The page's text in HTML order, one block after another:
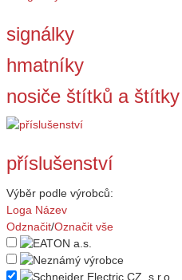
signálky
hmatníky
nosiče štítků a štítky
příslušenství
Výběr podle výrobců:
Loga Název
Odznačit/Označit vše